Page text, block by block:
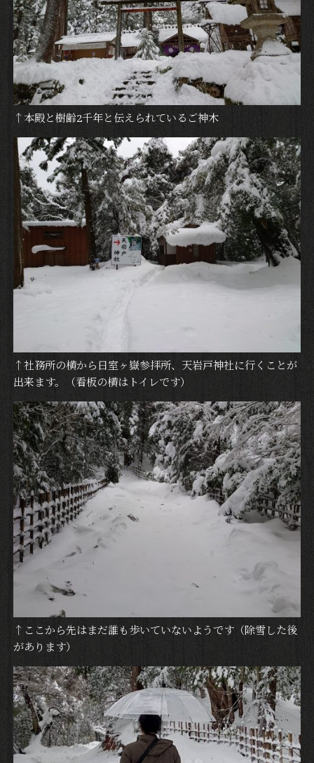
↑本殿と樹齢2千年と伝えられているご神木
↑社務所の横から日室ヶ嶽参拝所、天岩戸神社に行くことが
出来ます。（看板の横はトイレです）
↑ここから先はまだ誰も歩いていないようです（除雪した後
があります）